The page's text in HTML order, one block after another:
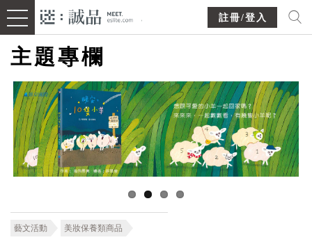
註冊/登入
主題專欄
藝文活動 美妝保養類商品